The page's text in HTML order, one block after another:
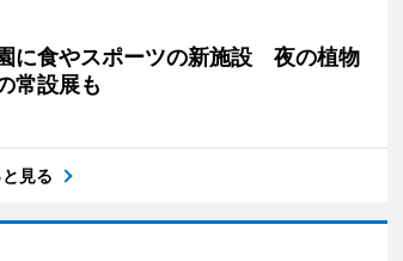
に食やスポーツの新施設 夜の植物
常設展も
見る